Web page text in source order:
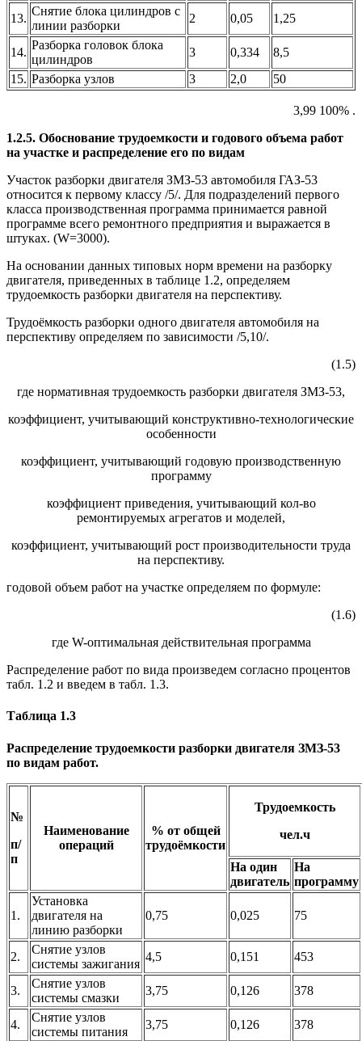
13.
Снятие блока цилиндров с
линии разборки
2 0,05 1,25
14.
Разборка головок блока
цилиндров
3 0,334
8,5
15. Разборка узлов 3 2,0 50
3,99 100% .
1.2.5. Обоснование трудоемкости и годового объема работ
на участке и распределение его по видам
Участок разборки двигателя ЗМЗ-53 автомобиля ГАЗ-53
относится к первому классу /5/. Для подразделений первого
класса производственная программа принимается равной
программе всего ремонтного предприятия и выражается в
штуках. (W=3000).
На основании данных типовых норм времени на разборку
двигателя, приведенных в таблице 1.2, определяем
трудоемкость разборки двигателя на перспективу.
Трудоёмкость разборки одного двигателя автомобиля на
перспективу определяем по зависимости /5,10/.
(1.5)
где нормативная трудоемкость разборки двигателя ЗМЗ-53,
коэффициент, учитывающий конструктивно-технологические
особенности
коэффициент, учитывающий годовую производственную
программу
коэффициент приведения, учитывающий кол-во
ремонтируемых агрегатов и моделей,
коэффициент, учитывающий рост производительности труда
на перспективу.
годовой объем работ на участке определяем по формуле:
(1.6)
где W-оптимальная действительная программа
Распределение работ по вида произведем согласно процентов
табл. 1.2 и введем в табл. 1.3.
Таблица 1.3
Распределение трудоемкости разборки двигателя ЗМЗ-53
по видам работ.
№
п/
п
Наименование
операций
% от общей
трудоёмкости
Трудоемкость
чел.ч
На один
двигатель
На
программу
1.
Установка
двигателя на
линию разборки
0,75 0,025 75
2.
Снятие узлов
системы зажигания
4,5 0,151 453
3.
Снятие узлов
системы смазки
3,75 0,126 378
4.
Снятие узлов
системы питания
3,75 0,126 378